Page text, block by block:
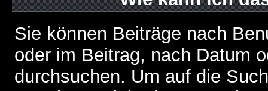
Sie können Beiträge nach
oder im Beitrag, nach Datum
durchsuchen. Um auf die